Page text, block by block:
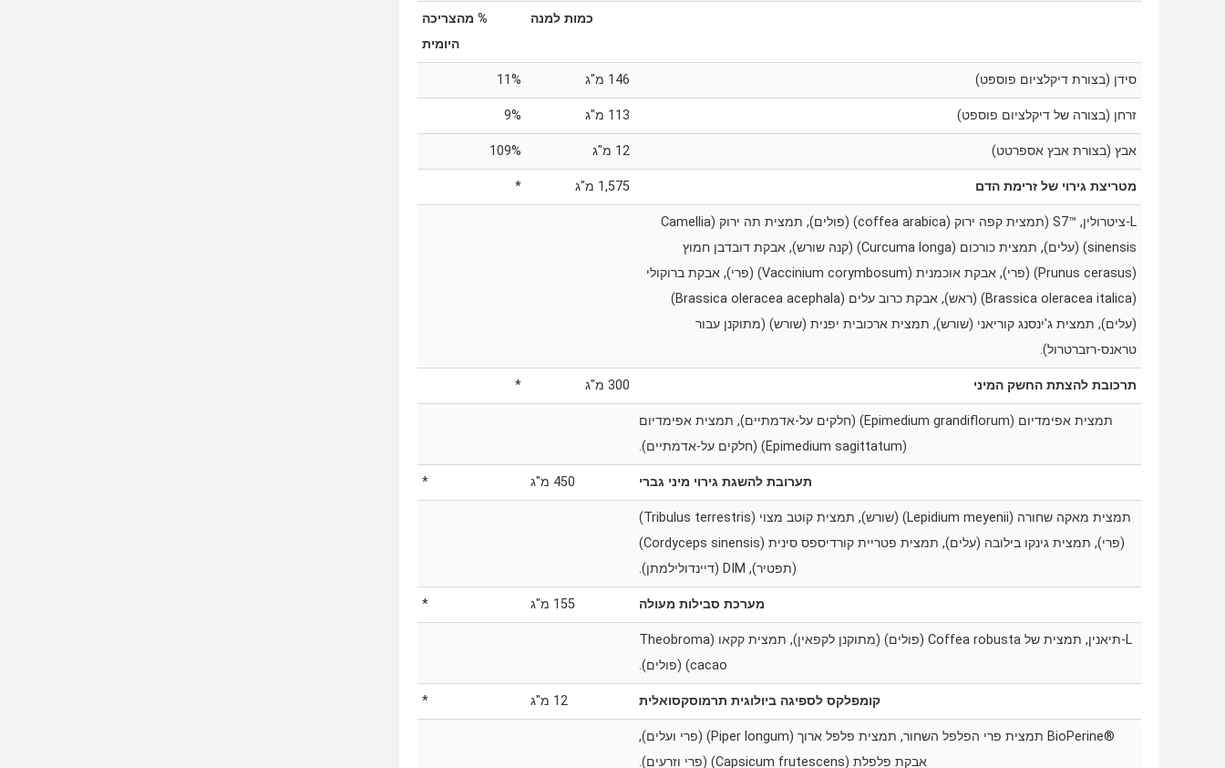
כמות למנה
% מהצריכה
היומית
סידן (בצורת דיקלציום פוספט) 146 מ"ג 11%
זרחן (בצורה של דיקלציום פוספט) 113 מ"ג ‎9%‎
אבץ (בצורת אבץ אספרטט) 12 מ"ג 109%
מטריצת גירוי של זרימת הדם 1,575 מ"ג *
L-ציטרולין, S7 ™
‎ (תמצית קפה ירוק (coffea arabica) (פולים), תמצית תה ירוק (Camellia
sinensis) (עלים), תמצית כורכום (Curcuma longa) (קנה שורש), אבקת דובדבן חמוץ
(Prunus cerasus) (פרי), אבקת אוכמנית (Vaccinium corymbosum) (פרי), אבקת ברוקולי
(Brassica oleracea italica) (ראש), אבקת כרוב עלים (Brassica oleracea acephala)
(עלים), תמצית ג'ינסנג קוריאני (שורש), תמצית ארכובית יפנית (שורש) (מתוקנן עבור
טראנס-רזברטרול).
תרכובת להצתת החשק המיני 300 מ"ג *
תמצית אפימדיום (Epimedium grandiflorum) (חלקים על-אדמתיים), תמצית אפימדיום
(Epimedium sagittatum) (חלקים על-אדמתיים).
תערובת להשגת גירוי מיני גברי 450 מ"ג *
תמצית מאקה שחורה (Lepidium meyenii) (שורש), תמצית קוטב מצוי (Tribulus terrestris)
(פרי), תמצית גינקו בילובה (עלים), תמצית פטריית קורדיספס סינית (Cordyceps sinensis)
(תפטיר), DIM (דיינדולילמתן).
מערכת סבילות מעולה 155 מ"ג *
L-תיאנין, תמצית של Coffea robusta (פולים) (מתוקנן לקפאין), תמצית קקאו (Theobroma
cacao) (פולים).
קומפלקס לספיגה ביולוגית תרמוסקסואלית 12 מ"ג *
BioPerine®
‎ תמצית פרי הפלפל השחור, תמצית פלפל ארוך (Piper longum) (פרי ועלים),
אבקת פלפלת (Capsicum frutescens) (פרי וזרעים).